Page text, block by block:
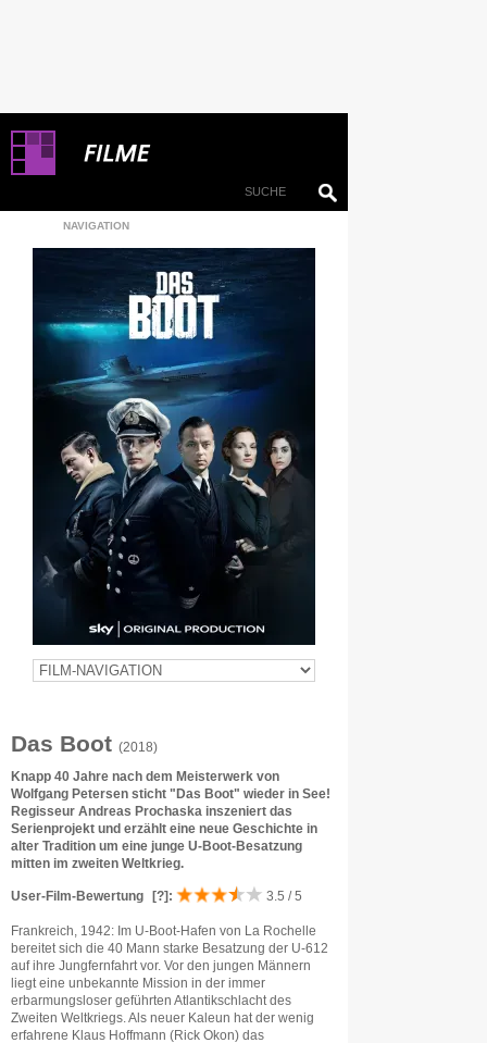
NAVIGATION
Das Boot (2018)
Knapp 40 Jahre nach dem Meisterwerk von
Wolfgang Petersen sticht "Das Boot" wieder in See!
Regisseur Andreas Prochaska inszeniert das
Serienprojekt und erzählt eine neue Geschichte in
alter Tradition um eine junge U-Boot-Besatzung
mitten im zweiten Weltkrieg.
User-Film-Bewertung [?] : 3.5 / 5
Frankreich, 1942: Im U-Boot-Hafen von La Rochelle
bereitet sich die 40 Mann starke Besatzung der U-612
auf ihre Jungfernfahrt vor. Vor den jungen Männern
liegt eine unbekannte Mission in der immer
erbarmungsloser geführten Atlantikschlacht des
Zweiten Weltkriegs. Als neuer Kaleun hat der wenig
erfahrene Klaus Hoffmann (Rick Okon) das